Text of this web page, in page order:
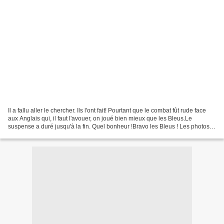
Il a fallu aller le chercher. Ils l'ont fait! Pourtant que le combat fût rude face
aux Anglais qui, il faut l'avouer, on joué bien mieux que les Bleus.Le
suspense a duré jusqu'à la fin. Quel bonheur !Bravo les Bleus ! Les photos